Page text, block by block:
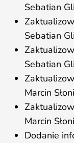
Sebatian
Sebatian
Sebatian
Marcin
Marcin
Dodanie